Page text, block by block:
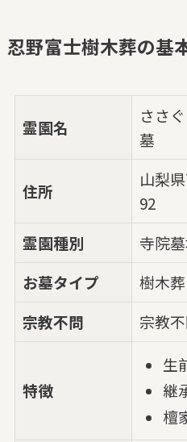
忍野富士樹木葬の基
霊園名
ささ
墓
住所
山梨
92
霊園種別
寺院
お墓タイプ
樹木葬
宗教不問
宗教
特徴
生
継
檀